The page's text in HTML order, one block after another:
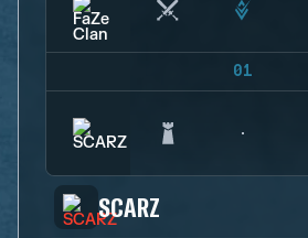
01
SCARZ